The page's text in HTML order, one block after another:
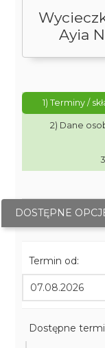
Ayia
1) Terminy /
2) Dane
DOSTĘPNE
Termin od:
Dostępne